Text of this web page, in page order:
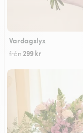
Vardagslyx
från 299 kr